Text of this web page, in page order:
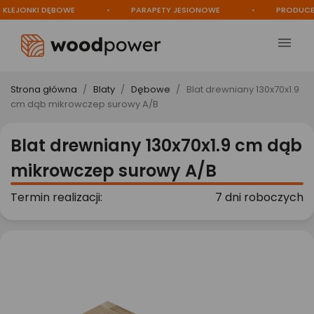
DĘBOWE PARAPETY JESIONOWE PRODUCENT

Strona główna Blaty Dębowe
Blat drewniany 130x70x1.9
cm dąb mikrowczep surowy A/B
Blat drewniany 130x70x1.9 cm dąb
mikrowczep surowy A/B
Termin realizacji: 7 dni roboczych